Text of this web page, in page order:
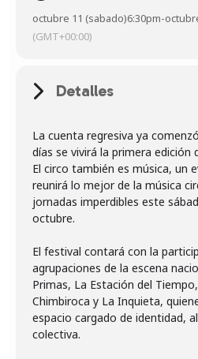
octubre 11 (sabado)6:30pm-
(GMT+00:00)
Detalles
La cuenta regresiva ya
días se vivirá la primera edición
El circo también es música, un
reunirá lo mejor de la música
jornadas imperdibles este
octubre.
El festival contará con la
agrupaciones de la escena
Primas, La Estación del
Chimbiroca y La Inquieta,
espacio cargado de identidad,
colectiva.